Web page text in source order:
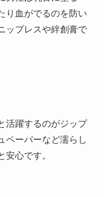
り血がでるのを防い
ップレスや絆創膏で
活躍するのがジップ
ペーパーなど濡らし
心です。